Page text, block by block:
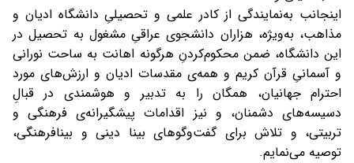
اینجانب به‌نمایندگی از کادر علمی و تحصیلیِ دانشگاه ادیان و
مذاهب، به‌ویژه، هزاران دانشجوی عراقیِ مشغول به تحصیل در
این دانشگاه، ضمن محکوم‌کردنِ هرگونه اهانت به ساحت نورانی
و آسمانیِ قرآن کریم و همه‌ی مقدسات ادیان و ارزش‌های مورد
احترام جهانیان، همگان را به تدبیر و هوشمندی در قبالِ
دسیسه‌های دشمنان، و نیز اقدامات پیشگیرانه‌ی فرهنگی و
تربیتی، و تلاش برای گفت‌وگوهای بینا دینی و بینافرهنگی،
توصیه می‌نمایم.